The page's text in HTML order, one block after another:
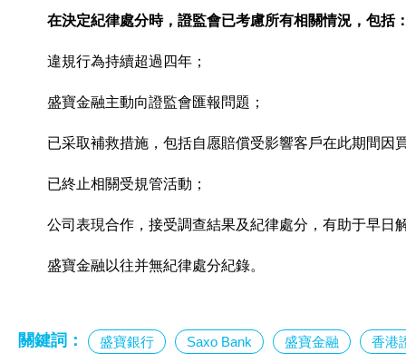
在決定紀律處分時，證監會已考慮所有相關情況，包括
違規行為持續超過四年；
盛寶金融主動向證監會匯報問題；
已采取補救措施，包括自愿賠償受影響客戶在此期間因
已終止相關受規管活動；
公司表現合作，接受調查結果及紀律處分，有助于早日
盛寶金融以往并無紀律處分紀錄。
關鍵詞： 盛寶銀行 Saxo Bank 盛寶金融 香港